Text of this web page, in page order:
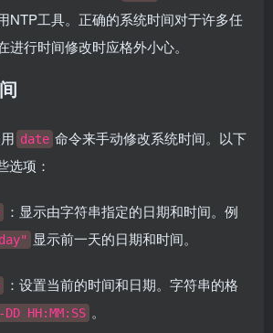
NTP工具。正确的系统时间对于许多任
进行时间修改时应格外小心。
date 命令来手动修改系统时间。以下
选项：
：显示由字符串指定的日期和时间。例
显示前一天的日期和时间。
：设置当前的时间和日期。字符串的格
DD HH:MM:SS 。